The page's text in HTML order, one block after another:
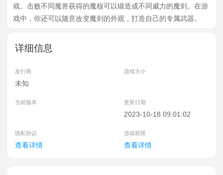
戏。击败不同魔兽获得的魔核可以锻造成不同威力的魔剑。在游
戏中，你还可以随意改变魔剑的外观，打造自己的专属武器。
详细信息
发行商 游戏大小
未知
当前版本 更新日期
2023-10-18 09:01:02
隐私协议 游戏权限
查看详情 查看详情